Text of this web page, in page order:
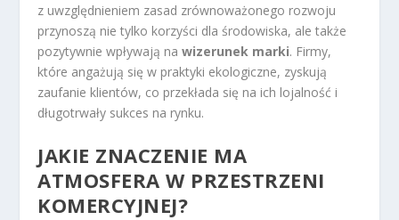
z uwzględnieniem zasad zrównoważonego rozwoju
przynoszą nie tylko korzyści dla środowiska, ale także
pozytywnie wpływają nawizerunek marki. Firmy,
które angażują się w praktyki ekologiczne, zyskują
zaufanie klientów, co przekłada się na ich lojalność i
długotrwały sukces na rynku.
JAKIE ZNACZENIE MA
ATMOSFERA W PRZESTRZENI
KOMERCYJNEJ?